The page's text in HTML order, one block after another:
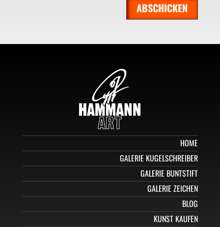
ABSCHICKEN
HOME
GALERIE KUGELSCHREIBER
GALERIE BUNTSTIFT
GALERIE ZEICHEN
BLOG
KUNST KAUFEN